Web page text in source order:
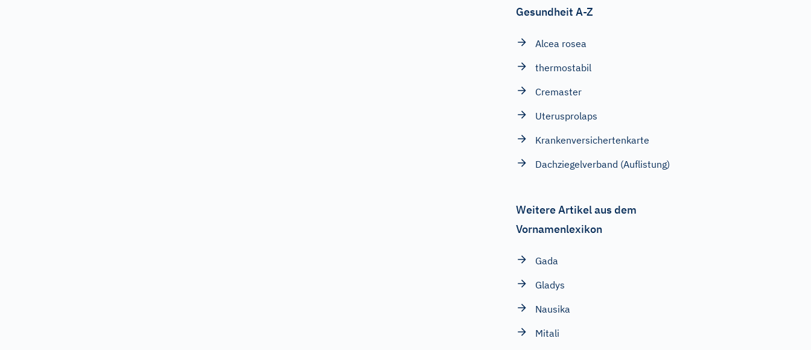
Gesundheit A-Z
Alcea rosea
thermostabil
Cremaster
Uterusprolaps
Krankenversichertenkarte
Dachziegelverband (Auflistung)
Weitere Artikel aus dem
Vornamenlexikon
Gada
Gladys
Nausika
Mitali